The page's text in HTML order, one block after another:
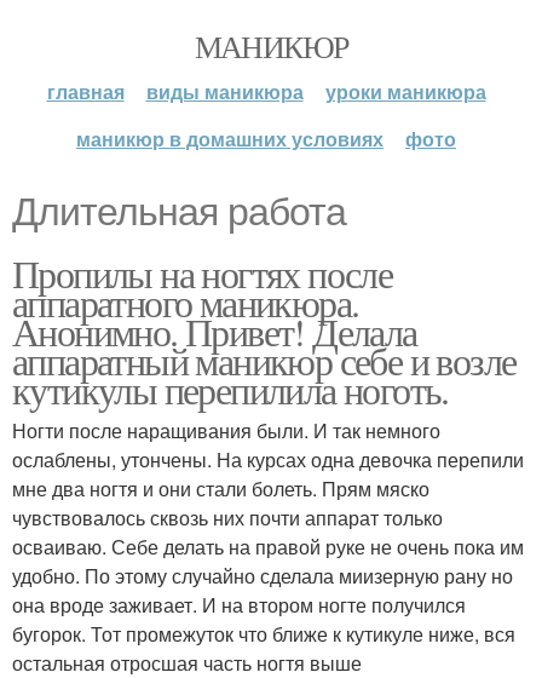
МАНИКЮР
главная виды маникюра
уроки маникюра
маникюр в домашних условиях
фото
Длительная работа
Пропилы на ногтях после
аппаратного маникюра.
Анонимно. Привет! Делала
аппаратный маникюр себе и возле
кутикулы перепилила ноготь.
Ногти после наращивания были. И так немного
ослаблены, утончены. На курсах одна девочка перепили
мне два ногтя и они стали болеть. Прям мяско
чувствовалось сквозь них почти аппарат только
осваиваю. Себе делать на правой руке не очень пока им
удобно. По этому случайно сделала миизерную рану но
она вроде заживает. И на втором ногте получился
бугорок. Тот промежуток что ближе к кутикуле ниже, вся
остальная отросшая часть ногтя выше